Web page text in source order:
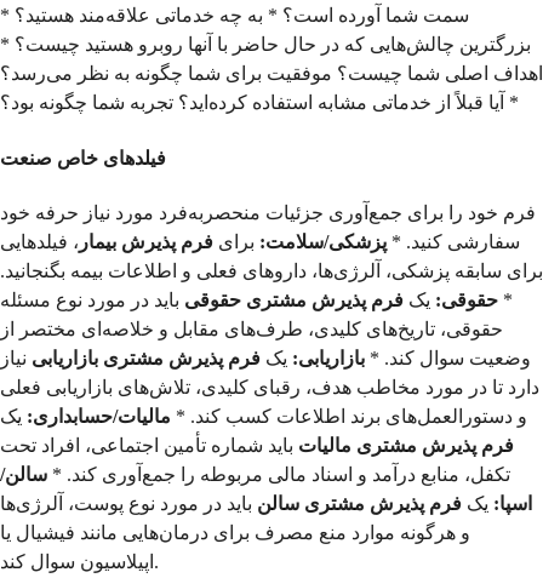
سمت شما آورده است؟ * به چه خدماتی علاقه‌مند هستید؟ *
بزرگترین چالش‌هایی که در حال حاضر با آنها روبرو هستید چیست؟ *
اهداف اصلی شما چیست؟ موفقیت برای شما چگونه به نظر می‌رسد؟
* آیا قبلاً از خدماتی مشابه استفاده کرده‌اید؟ تجربه شما چگونه بود؟
فیلدهای خاص صنعت
فرم خود را برای جمع‌آوری جزئیات منحصربه‌فرد مورد نیاز حرفه خود
سفارشی کنید. * پزشکی/سلامت: برای فرم پذیرش بیمار ، فیلدهایی
برای سابقه پزشکی، آلرژی‌ها، داروهای فعلی و اطلاعات بیمه بگنجانید.
* حقوقی: یک فرم پذیرش مشتری حقوقی باید در مورد نوع مسئله
حقوقی، تاریخ‌های کلیدی، طرف‌های مقابل و خلاصه‌ای مختصر از
وضعیت سوال کند. * بازاریابی: یک فرم پذیرش مشتری بازاریابی نیاز
دارد تا در مورد مخاطب هدف، رقبای کلیدی، تلاش‌های بازاریابی فعلی
و دستورالعمل‌های برند اطلاعات کسب کند. * مالیات/حسابداری: یک
فرم پذیرش مشتری مالیات باید شماره تأمین اجتماعی، افراد تحت
تکفل، منابع درآمد و اسناد مالی مربوطه را جمع‌آوری کند. * سالن/
اسپا: یک فرم پذیرش مشتری سالن باید در مورد نوع پوست، آلرژی‌ها
و هرگونه موارد منع مصرف برای درمان‌هایی مانند فیشیال یا
اپیلاسیون سوال کند.